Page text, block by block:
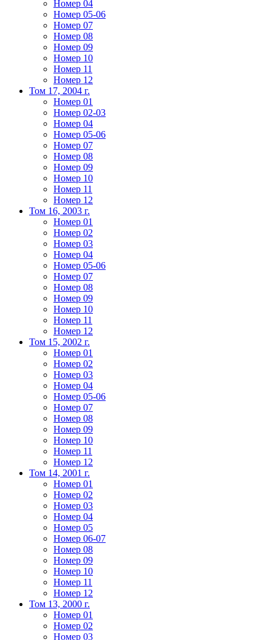
Номер 04
Номер 05-06
Номер 07
Номер 08
Номер 09
Номер 10
Номер 11
Номер 12
Том 17, 2004 г.
Номер 01
Номер 02-03
Номер 04
Номер 05-06
Номер 07
Номер 08
Номер 09
Номер 10
Номер 11
Номер 12
Том 16, 2003 г.
Номер 01
Номер 02
Номер 03
Номер 04
Номер 05-06
Номер 07
Номер 08
Номер 09
Номер 10
Номер 11
Номер 12
Том 15, 2002 г.
Номер 01
Номер 02
Номер 03
Номер 04
Номер 05-06
Номер 07
Номер 08
Номер 09
Номер 10
Номер 11
Номер 12
Том 14, 2001 г.
Номер 01
Номер 02
Номер 03
Номер 04
Номер 05
Номер 06-07
Номер 08
Номер 09
Номер 10
Номер 11
Номер 12
Том 13, 2000 г.
Номер 01
Номер 02
Номер 03